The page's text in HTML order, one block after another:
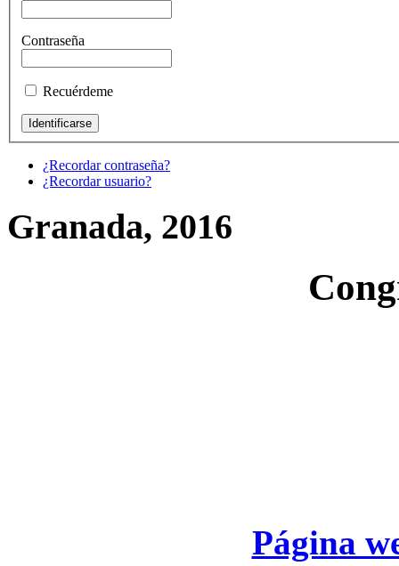
Contraseña
Recuérdeme
¿Recordar contraseña?
¿Recordar usuario?
Granada, 2016
Página